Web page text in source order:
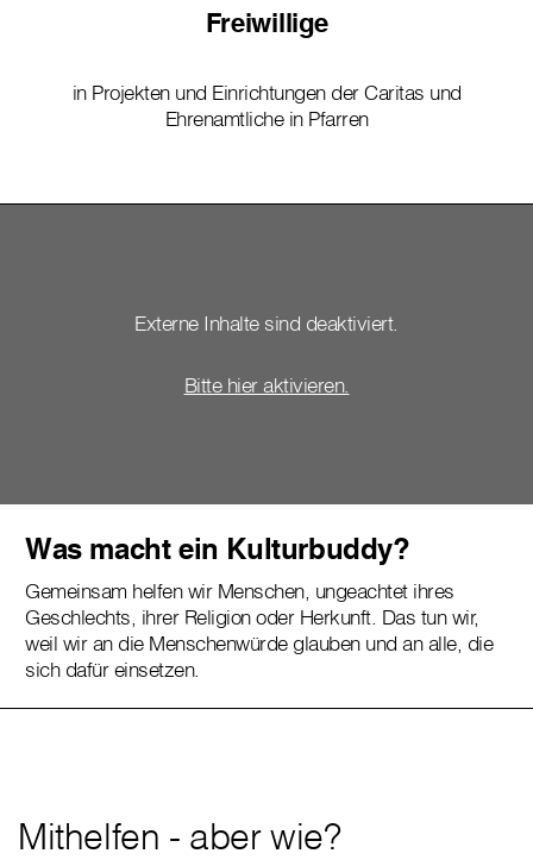
Freiwillige
in Projekten und Einrichtungen der Caritas und
Ehrenamtliche in Pfarren
Externe Inhalte sind deaktiviert.
Bitte hier aktivieren.
Was macht ein Kulturbuddy?
Gemeinsam helfen wir Menschen, ungeachtet ihres
Geschlechts, ihrer Religion oder Herkunft. Das tun wir,
weil wir an die Menschenwürde glauben und an alle, die
sich dafür einsetzen.
Mithelfen - aber wie?